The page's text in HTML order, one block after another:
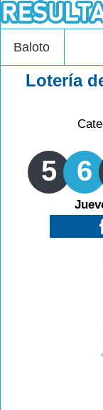
Baloto
Lotería
5 6